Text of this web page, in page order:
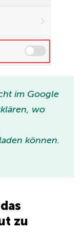
im Google
wo
können.
zu